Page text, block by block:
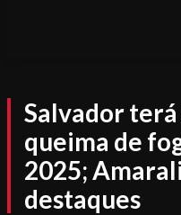
Salvador
queima de
2025;
destaques